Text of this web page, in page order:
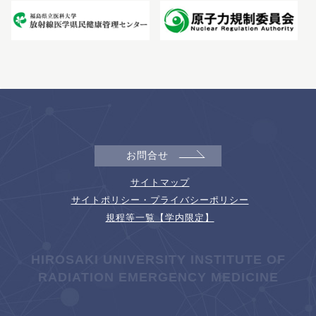
お問合せ
サイトマップ
サイトポリシー・プライバシーポリシー
規程等一覧【学内限定】
HIROSAKI UNIVERSITY INSTITUTE OF
RADIATION EMERGENCY MEDICINE